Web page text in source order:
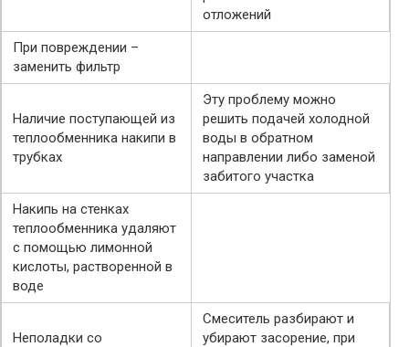
отложений
При повреждении –
заменить фильтр
Наличие поступающей из
теплообменника накипи в
трубках
Эту проблему можно
решить подачей холодной
воды в обратном
направлении либо заменой
забитого участка
Накипь на стенках
теплообменника удаляют
с помощью лимонной
кислоты, растворенной в
воде
Неполадки со
Смеситель разбирают и
убирают засорение, при